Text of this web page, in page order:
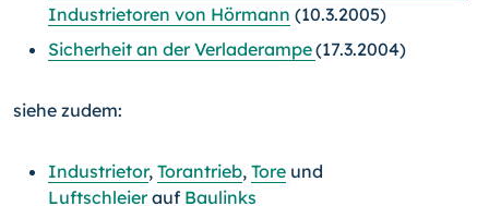
Industrietoren von Hörmann (10.3.2005)
Sicherheit an der Verladerampe(17.3.2004)
siehe zudem:
Industrietor, Torantrieb, Tore und
Luftschleierauf Baulinks